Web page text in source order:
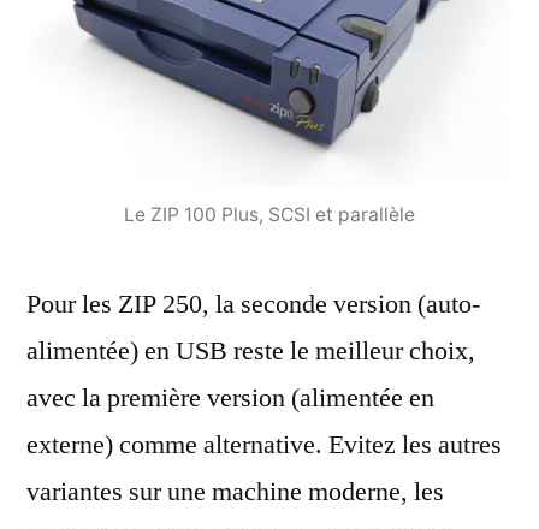
Le ZIP 100 Plus, SCSI et parallèle
Pour les ZIP 250, la seconde version (auto-
alimentée) en USB reste le meilleur choix,
avec la première version (alimentée en
externe) comme alternative. Evitez les autres
variantes sur une machine moderne, les